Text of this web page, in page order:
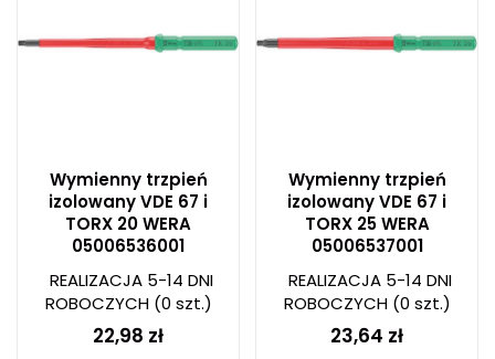
Wymienny trzpień
izolowany VDE 67 i
TORX 20 WERA
05006536001
REALIZACJA 5-14 DNI
ROBOCZYCH(0 szt.)
22,98 zł
Wymienny trzpień
izolowany VDE 67 i
TORX 25 WERA
05006537001
REALIZACJA 5-14 DNI
ROBOCZYCH(0 szt.)
23,64 zł